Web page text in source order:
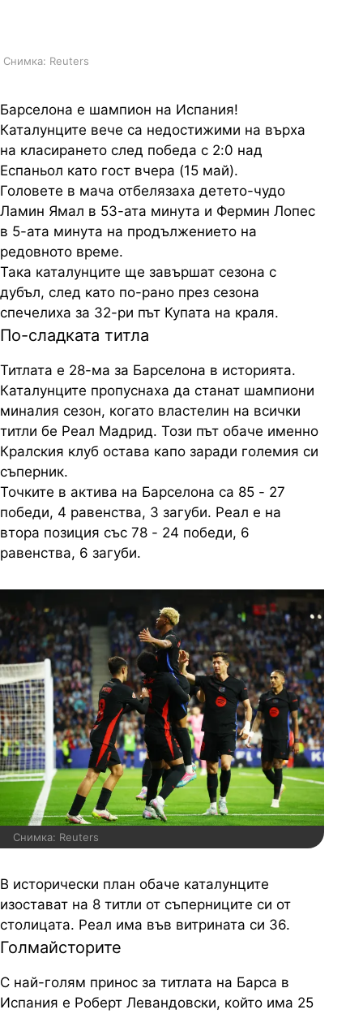
Снимка: Reuters
Барселона е шампион на Испания!
Каталунците вече са недостижими на върха
на класирането след победа с 2:0 над
Еспаньол като гост вчера (15 май).
Головете в мача отбелязаха детето-чудо
Ламин Ямал в 53-ата минута и Фермин Лопес
в 5-ата минута на продължението на
редовното време.
Така каталунците ще завършат сезона с
дубъл, след като по-рано през сезона
спечелиха за 32-ри път Купата на краля.
По-сладката титла
Титлата е 28-ма за Барселона в историята.
Каталунците пропуснаха да станат шампиони
миналия сезон, когато властелин на всички
титли бе Реал Мадрид. Този път обаче именно
Кралския клуб остава капо заради големия си
съперник.
Точките в актива на Барселона са 85 - 27
победи, 4 равенства, 3 загуби. Реал е на
втора позиция със 78 - 24 победи, 6
равенства, 6 загуби.
Снимка: Reuters
В исторически план обаче каталунците
изостават на 8 титли от съперниците си от
столицата. Реал има във витрината си 36.
Голмайсторите
С най-голям принос за титлата на Барса в
Испания е Роберт Левандовски, който има 25